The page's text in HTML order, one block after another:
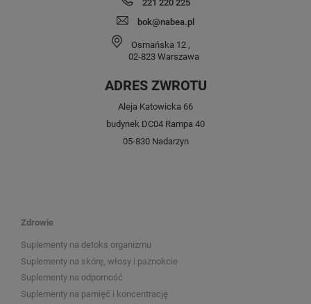
221 220 225
bok@nabea.pl
Osmańska 12 ,
02-823 Warszawa
ADRES ZWROTU
Aleja Katowicka 66
budynek DC04 Rampa 40
05-830 Nadarzyn
Zdrowie
Suplementy na detoks organizmu
Suplementy na skórę, włosy i paznokcie
Suplementy na odporność
Suplementy na pamięć i koncentrację